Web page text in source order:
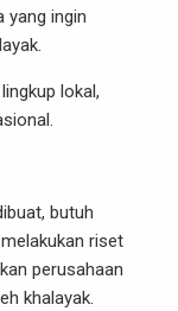
yang ingin
lokal,
butuh
riset
perusahaan
khalayak.